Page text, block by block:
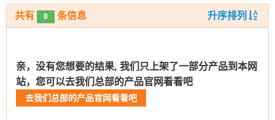
共有 0 条信息 升序排列
亲，没有您想要的结果, 我们只上架了一部分产品到本网
站，您可以去我们总部的产品官网看看吧
去我们总部的产品官网看看吧